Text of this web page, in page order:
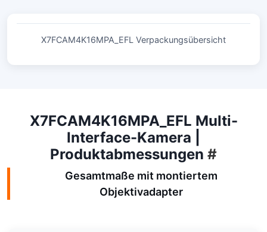
X7FCAM4K16MPA_EFL Verpackungsübersicht
X7FCAM4K16MPA_EFL Multi-
Interface-Kamera |
Produktabmessungen #
Gesamtmaße mit montiertem
Objektivadapter